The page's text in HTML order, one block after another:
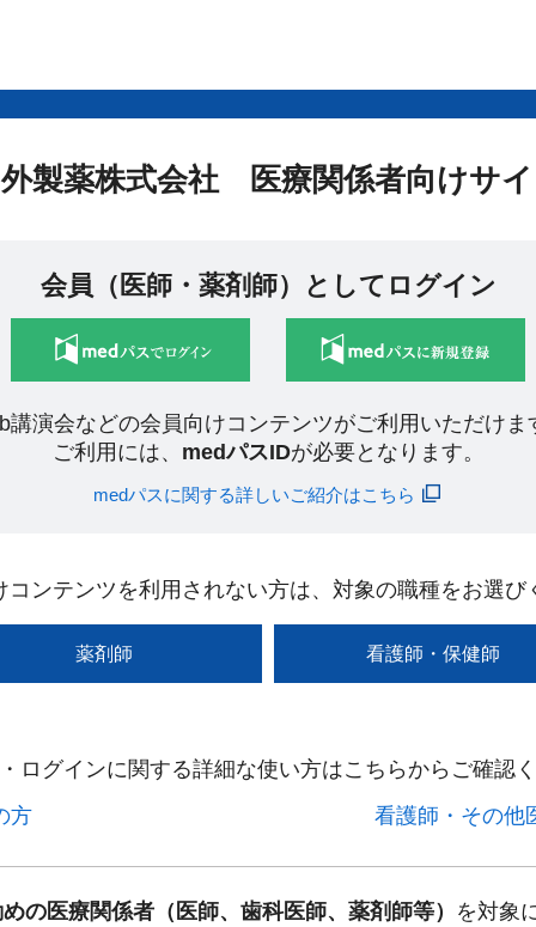
製薬株式会社 医療関係者向けサ
会員（医師・薬剤師）としてログイン
講演会などの会員向けコンテンツがご利用いただけま
ご利用には、 medパスIDが必要となります。
medパスに関する詳しいご紹介はこちら
コンテンツを利用されない方は、対象の職種をお選び
薬剤師 看護師・保健師
ログインに関する詳細な使い方はこちらからご確認
方​
看護師・その他
の医療関係者（医師、歯科医師、薬剤師等） を対象